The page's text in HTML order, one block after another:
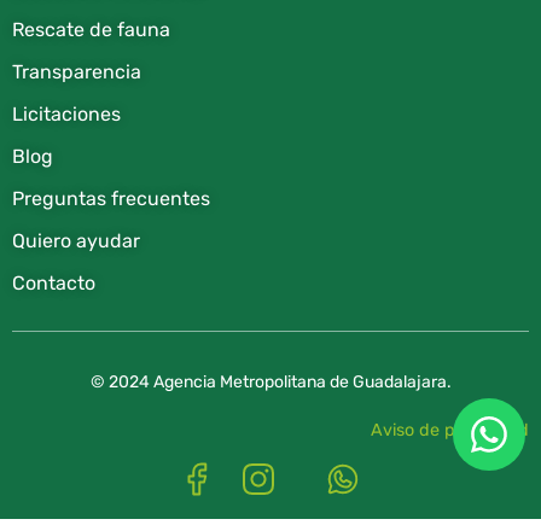
Rescate de fauna​
Transparencia
Licitaciones
Blog
Preguntas frecuentes
Quiero ayudar
Contacto
© 2024 Agencia Metropolitana de Guadalajara.
Aviso de privacidad